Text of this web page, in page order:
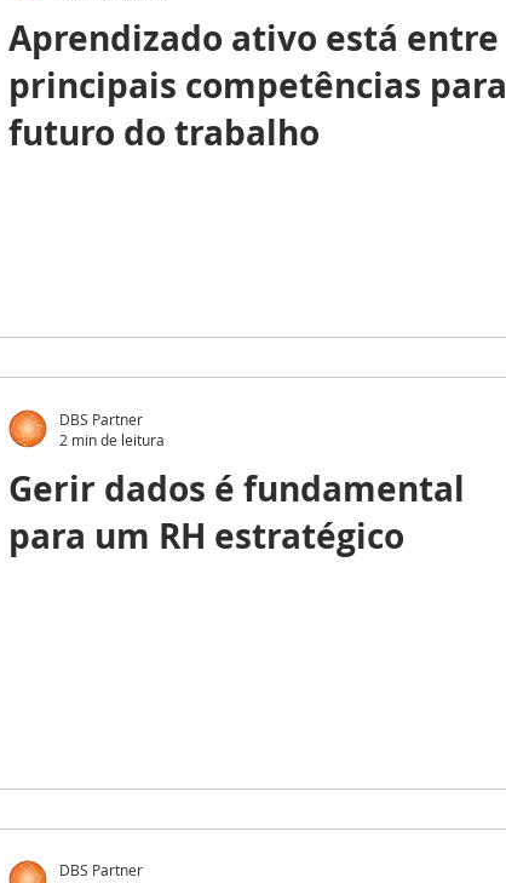
Aprendizado ativo está entre
principais competências para
futuro do trabalho
Gerir dados é fundamental
para um RH estratégico
DBS Partner
2 min de leitura
DBS Partner